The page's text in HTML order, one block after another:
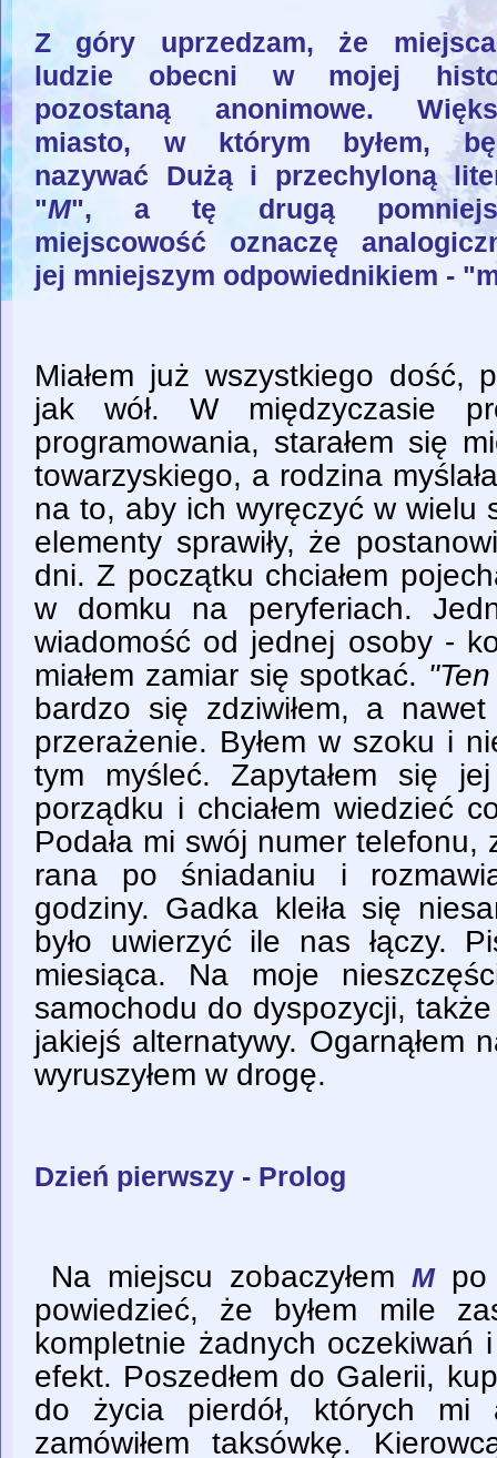
Z góry uprzedzam, że
ludzie obecni w mojej
pozostaną anonimowe.
miasto, w którym byłem,
nazywać Dużą i przechyloną
"M", a tę drugą
miejscowość oznaczę
jej mniejszym odpowiednikiem -
Miałem już wszystkiego dość,
jak wół. W międzyczasie
programowania, starałem się
towarzyskiego, a rodzina
na to, aby ich wyręczyć w wielu
elementy sprawiły, że
dni. Z początku chciałem
w domku na peryferiach.
wiadomość od jednej osoby -
miałem zamiar się spotkać.
bardzo się zdziwiłem, a
przerażenie. Byłem w szoku i
tym myśleć. Zapytałem się
porządku i chciałem wiedzieć
Podała mi swój numer telefonu,
rana po śniadaniu i
godziny. Gadka kleiła się
było uwierzyć ile nas łączy.
miesiąca. Na moje
samochodu do dyspozycji,
jakiejś alternatywy. Ogarnąłem
wyruszyłem w drogę.
Dzień pierwszy - Prolog
Na miejscu zobaczyłem Mpo
powiedzieć, że byłem mile
kompletnie żadnych oczekiwań
efekt. Poszedłem do Galerii,
do życia pierdół, których mi
zamówiłem taksówkę.